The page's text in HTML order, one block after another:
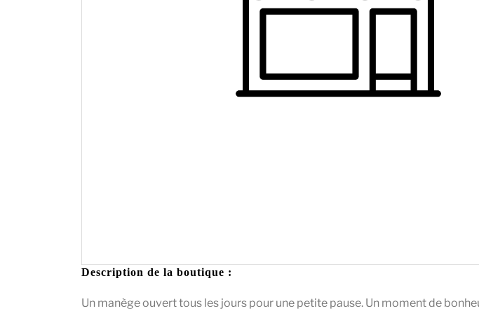
Description de la boutique :
Un manège ouvert tous les jours pour une petite pause. Un moment de